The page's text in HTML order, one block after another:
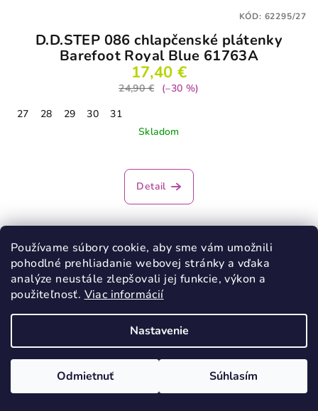
Používame súbory cookie, aby sme vám umožnili
pohodlné prehliadanie webovej stránky a vďaka
analýze neustále zlepšovali jej funkcie, výkon a
použiteľnosť. Viac informácií
Nastavenie
Odmietnuť Súhlasím
D.D.STEP 086 chlapčenské plátenky
Barefoot Royal Blue 61763A
17,40 €
24,90 €
(–30 %)
27
28 29 30
31
Skladom
Detail
KÓD: 62295/27